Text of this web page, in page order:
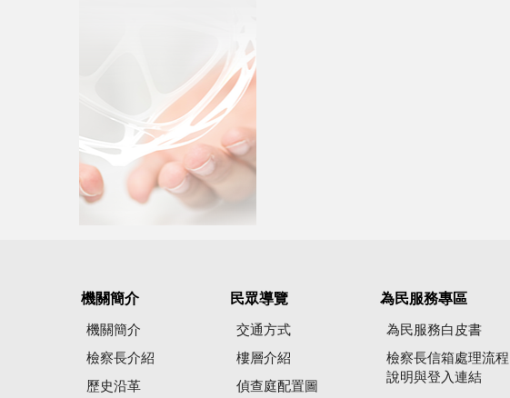
機關簡介
機關簡介
檢察長介紹
歷史沿革
民眾導覽
交通方式
樓層介紹
偵查庭配置圖
為民服務專區
為民服務白皮書
檢察長信箱處理流程
說明與登入連結